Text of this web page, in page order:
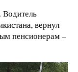
вернул
пенсионерам –